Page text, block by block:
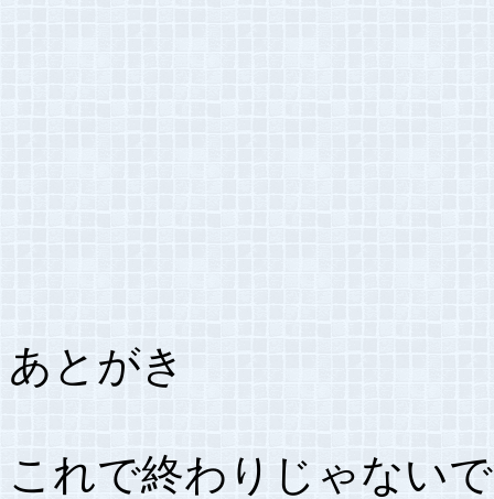
あとがき
これで終わりじゃない